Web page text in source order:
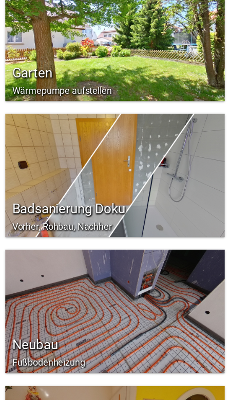
Garten
Wärmepumpe aufstellen
Badsanierung Doku
Vorher, Rohbau, Nachher
Neubau
Fußbodenheizung